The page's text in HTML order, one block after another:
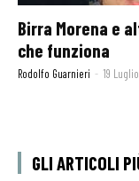
Birra Morena e
che funziona
Rodolfo Guarnieri - 19
GLI ARTICOLI